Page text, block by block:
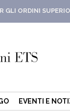
GLI ORDINI
EVENTI E